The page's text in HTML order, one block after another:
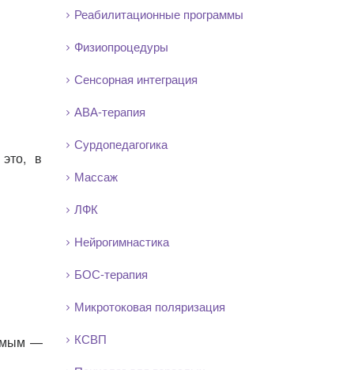
в
—
Реабилитационные программы
Физиопроцедуры
Сенсорная интеграция
АВА-терапия
Сурдопедагогика
Массаж
ЛФК
Нейрогимнастика
БОС-терапия
Микротоковая поляризация
КСВП